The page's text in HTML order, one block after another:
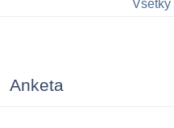
Všetky
Anketa